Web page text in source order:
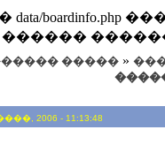
����� »
2006 - 11:13:48